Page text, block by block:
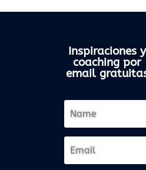
Inspiraciones y
coaching por
email